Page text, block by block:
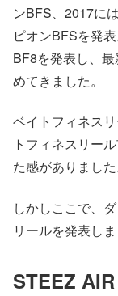
ンBFS、2017に
ピオンBFSを発
BF8を発表し、
めてきました。
ベイトフィネス
トフィネスリー
た感がありまし
しかしここで、
リールを発表しま
STEEZ